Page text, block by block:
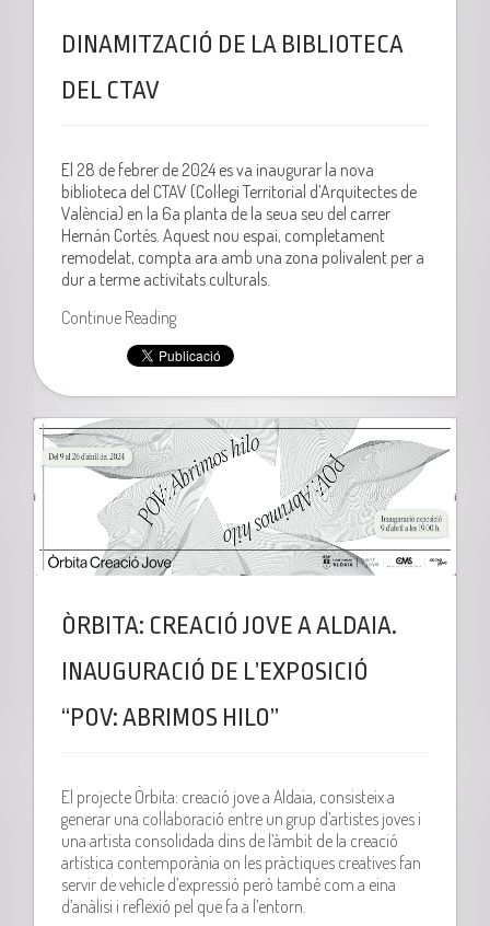
DINAMITZACIÓ DE LA BIBLIOTECA
DEL CTAV
El 28 de febrer de 2024 es va inaugurar la nova
biblioteca del CTAV (Col·legi Territorial d’Arquitectes de
València) en la 6a planta de la seua seu del carrer
Hernán Cortés. Aquest nou espai, completament
remodelat, compta ara amb una zona polivalent per a
dur a terme activitats culturals.
Continue Reading
ÒRBITA: CREACIÓ JOVE A ALDAIA.
INAUGURACIÓ DE L’EXPOSICIÓ
“POV: ABRIMOS HILO”
El projecte Òrbita: creació jove a Aldaia, consisteix a
generar una col·laboració entre un grup d’artistes joves i
una artista consolidada dins de l’àmbit de la creació
artística contemporània on les pràctiques creatives fan
servir de vehicle d’expressió però també com a eina
d’anàlisi i reflexió pel que fa a l’entorn.